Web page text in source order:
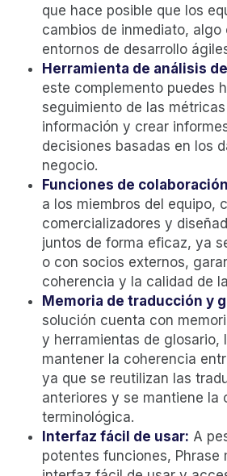
que hace posible que los
cambios de inmediato, algo
entornos de desarrollo
Herramienta de análisis
este complemento puedes
seguimiento de las
información y crear
decisiones basadas en los
negocio.
Funciones de
a los miembros del equipo,
comercializadores y
juntos de forma eficaz, ya
o con socios externos,
coherencia y la calidad de
Memoria de traducción y
solución cuenta con
y herramientas de glosario,
mantener la coherencia
ya que se reutilizan las
anteriores y se mantiene la
terminológica.
Interfaz fácil de usar: A
potentes funciones, Phrase